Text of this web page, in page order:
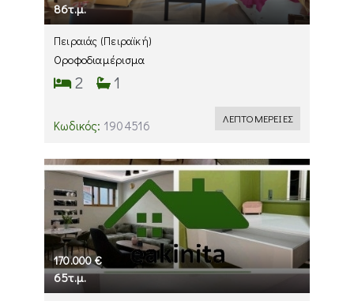
86τ.μ.
Πειραιάς (Πειραϊκή)
Οροφοδιαμέρισμα
2 1
Κωδικός: 1904516 ΛΕΠΤΟΜΕΡΕΙΕΣ
170.000 €
65τ.μ.